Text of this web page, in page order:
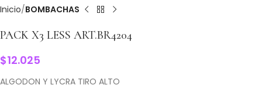
Inicio BOMBACHAS
PACK X3 LESS ART.BR4204
$12.025
ALGODON Y LYCRA TIRO ALTO